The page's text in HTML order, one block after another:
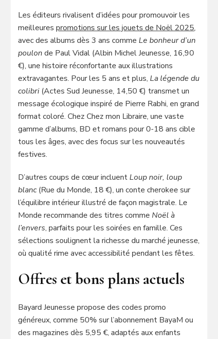
Les éditeurs rivalisent d’idées pour promouvoir les
meilleurespromotions sur les jouets de Noël 2025,
avec des albums dès 3 ans commeLe bonheur d’un
poulon de Paul Vidal (Albin Michel Jeunesse, 16,90
€), une histoire réconfortante aux illustrations
extravagantes. Pour les 5 ans et plus,La légende du
colibri (Actes Sud Jeunesse, 14,50 €) transmet un
message écologique inspiré de Pierre Rabhi, en grand
format coloré. Chez Chez mon Libraire, une vaste
gamme d’albums, BD et romans pour 0-18 ans cible
tous les âges, avec des focus sur les nouveautés
festives.
D’autres coups de cœur incluentLoup noir, loup
blanc(Rue du Monde, 18 €), un conte cherokee sur
l’équilibre intérieur illustré de façon magistrale. Le
Monde recommande des titres commeNoël à
l’envers, parfaits pour les soirées en famille. Ces
sélections soulignent la richesse du marché jeunesse,
où qualité rime avec accessibilité pendant les fêtes.
Offres et bons plans actuels
Bayard Jeunesse propose des codes promo
généreux, comme 50% sur l’abonnement BayaM ou
des magazines dès 5,95 €, adaptés aux enfants